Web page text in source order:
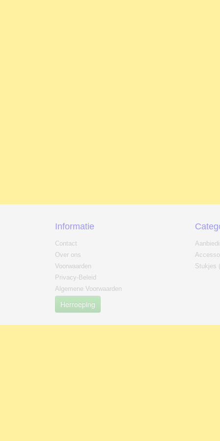
Informatie
Contact
Over ons
Voorwaarden
Privacy-Beleid
Algemene Voorwaarden
Herroeping
Stukjes